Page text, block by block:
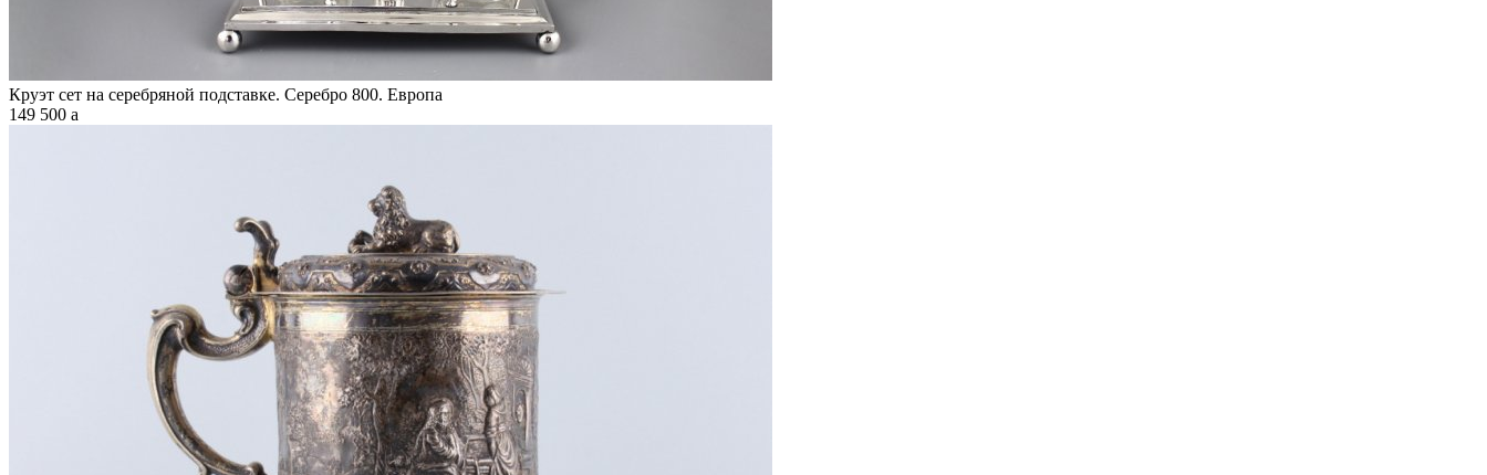
Круэт сет на серебряной подставке. Серебро 800. Европа
149 500 a